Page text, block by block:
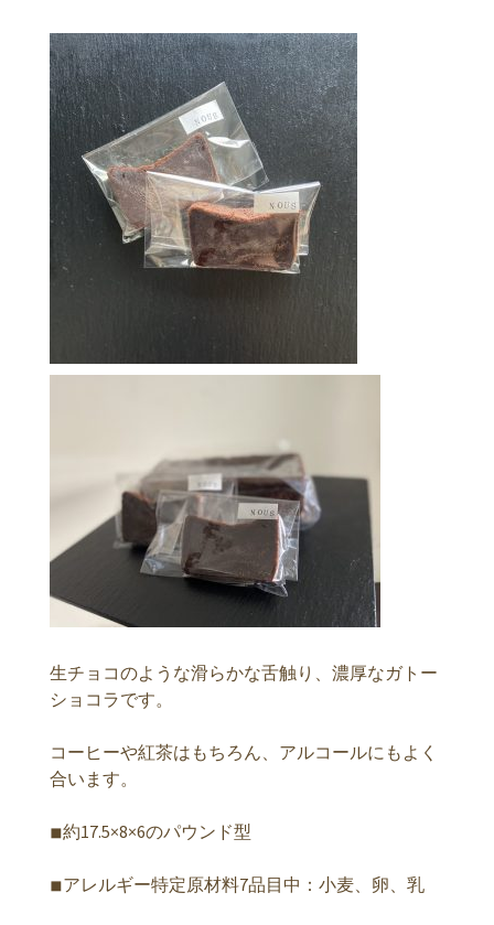
生チョコのような滑らかな舌触り、濃厚なガトー
ショコラです。
コーヒーや紅茶はもちろん、アルコールにもよく
合います。
◾︎約17.5×8×6のパウンド型
◾︎アレルギー特定原材料7品目中：小麦、卵、乳